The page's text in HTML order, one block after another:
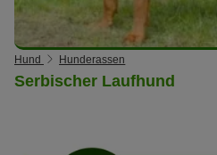
Hund Hunderassen
Serbischer Laufhund